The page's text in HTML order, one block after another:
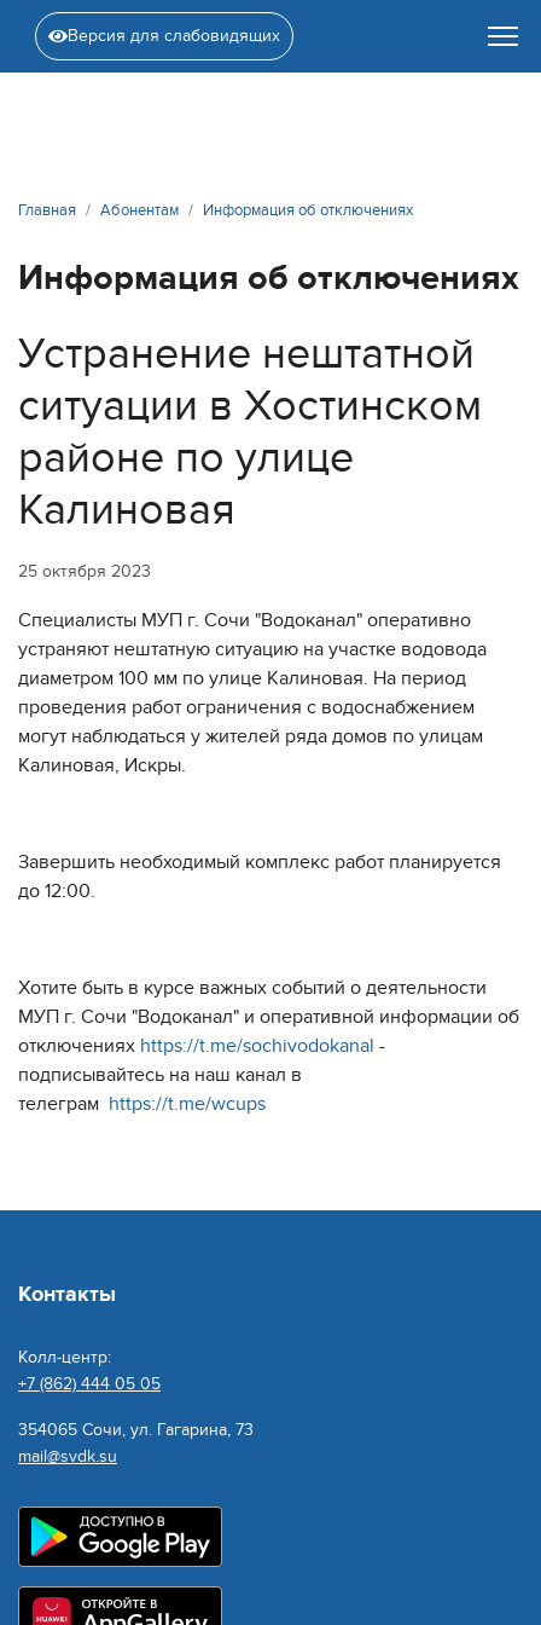
Версия для слабовидящих
Главная Абонентам Информация об отключениях
Информация об отключениях
Устранение нештатной
ситуации в Хостинском
районе по улице
Калиновая
25 октября 2023
Специалисты МУП г. Сочи "Водоканал" оперативно
устраняют нештатную ситуацию на участке водовода
диаметром 100 мм по улице Калиновая. На период
проведения работ ограничения с водоснабжением
могут наблюдаться у жителей ряда домов по улицам
Калиновая, Искры.
Завершить необходимый комплекс работ планируется
до 12:00.
Хотите быть в курсе важных событий о деятельности
МУП г. Сочи "Водоканал" и оперативной информации об
отключениях https://t.me/sochivodokanal -
подписывайтесь на наш канал в
телеграм https://t.me/wcups
Контакты
Колл-центр:
+7 (862) 444 05 05
354065 Сочи, ул. Гагарина, 73
mail@svdk.su